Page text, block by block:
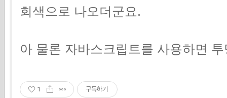
회색으로 나오더군요.
아 물론 자바스크립트를 사용하면
1 구독하기